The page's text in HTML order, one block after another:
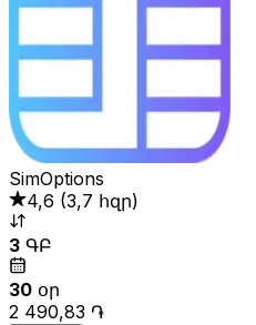
SimOptions
4,6 (3,7 հզր)
3 ԳԲ
30 օր
2 490,83 ֏